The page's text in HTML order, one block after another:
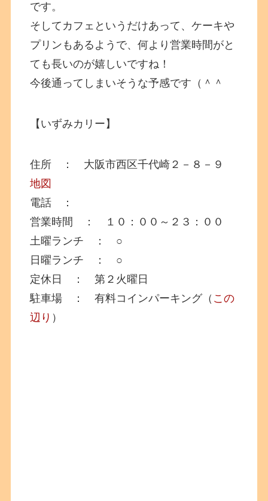
です。
そしてカフェというだけあって、ケーキや
プリンもあるようで、何より営業時間がと
ても長いのが嬉しいですね！
今後通ってしまいそうな予感です（＾＾
【いずみカリー】
住所 ： 大阪市西区千代崎２－８－９
地図
電話 ：
営業時間 ： １０：００～２３：００
土曜ランチ ： ○
日曜ランチ ： ○
定休日 ： 第２火曜日
駐車場 ： 有料コインパーキング（ この
辺り ）